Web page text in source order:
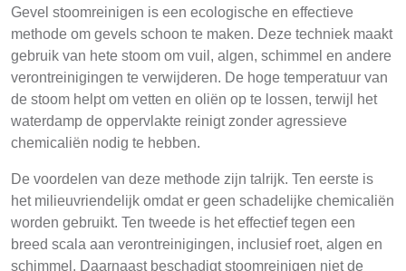
Gevel stoomreinigen is een ecologische en effectieve
methode om gevels schoon te maken. Deze techniek maakt
gebruik van hete stoom om vuil, algen, schimmel en andere
verontreinigingen te verwijderen. De hoge temperatuur van
de stoom helpt om vetten en oliën op te lossen, terwijl het
waterdamp de oppervlakte reinigt zonder agressieve
chemicaliën nodig te hebben.
De voordelen van deze methode zijn talrijk. Ten eerste is
het milieuvriendelijk omdat er geen schadelijke chemicaliën
worden gebruikt. Ten tweede is het effectief tegen een
breed scala aan verontreinigingen, inclusief roet, algen en
schimmel. Daarnaast beschadigt stoomreinigen niet de